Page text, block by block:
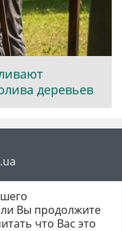
деревьев
Вы продолжите
что Вас это